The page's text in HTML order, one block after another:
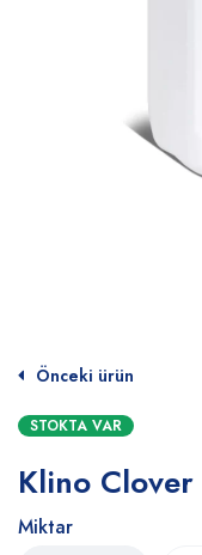
Önceki ürün
STOKTA VAR
Klino
Miktar